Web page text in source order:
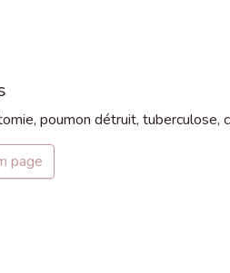
, poumon détruit, tuberculose,
page